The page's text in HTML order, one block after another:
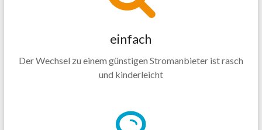
einfach
Der Wechsel zu einem günstigen Stromanbieter ist rasch
und kinderleicht